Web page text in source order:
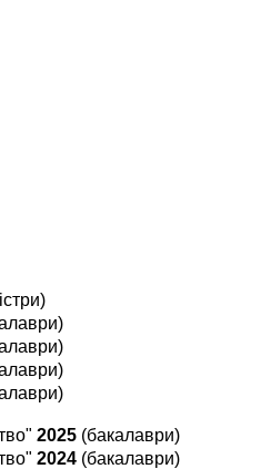
2025 (бакалаври)
2024 (бакалаври)